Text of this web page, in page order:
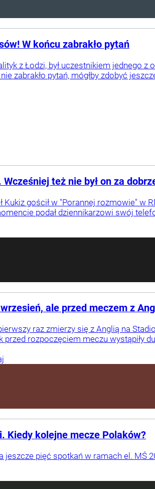
W końcu zabrakło pytań
z Łodzi, był uczestnikiem jednego
zabrakło pytań, mógłby zdobyć
też nie był on za
Kukiz gościł w "Porannej rozmowie"
podał dziennikarzowi swój
ale przed meczem z
raz zmierzy się z Anglią na
przed rozpoczęciem meczu wystąpiły
Kiedy kolejne mecze Polaków?
jeszcze pięć spotkań w ramach el. MŚ